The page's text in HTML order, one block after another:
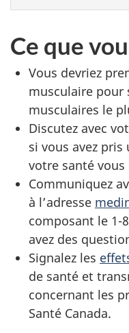
Ce que
Vous devriez
musculaire pour
musculaires le
Discutez avec
si vous avez
votre santé vous
Communiquez
à l’adresse
composant le 1-
avez des
Signalez les
de santé et
concernant les
Santé Canada.